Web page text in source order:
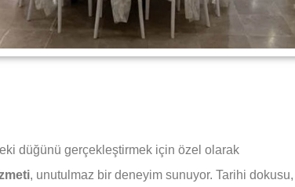
düğünü gerçekleştirmek için özel olarak
, unutulmaz bir deneyim sunuyor. Tarihi dokusu,